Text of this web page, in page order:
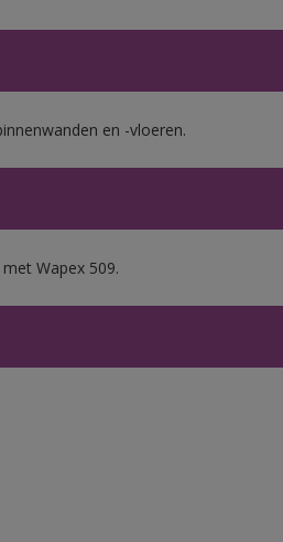
en -vloeren.
Wapex 509.